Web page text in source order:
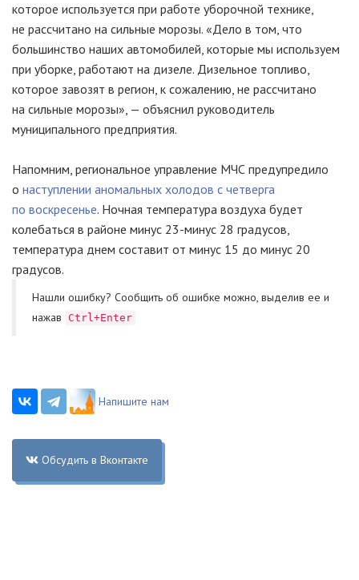
которое используется при работе уборочной технике,
не рассчитано на сильные морозы. «Дело в том, что
большинство наших автомобилей, которые мы используем
при уборке, работают на дизеле. Дизельное топливо,
которое завозят в регион, к сожалению, не рассчитано
на сильные морозы», — объяснил руководитель
муниципального предприятия.
Напомним, региональное управление МЧС предупредило
о наступлении аномальных холодов с четверга
по воскресенье. Ночная температура воздуха будет
колебаться в районе минус 23-минус 28 градусов,
температура днем составит от минус 15 до минус 20
градусов.
Нашли ошибку? Cообщить об ошибке можно, выделив ее и
нажав
Ctrl+Enter
Напишите нам
Обсудить в Вконтакте